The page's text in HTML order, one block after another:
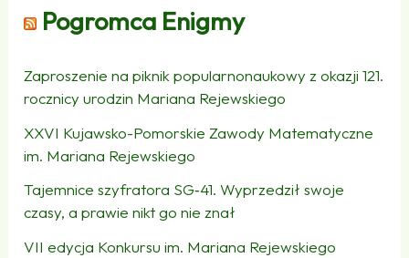
Pogromca Enigmy
Zaproszenie na piknik popularnonaukowy z okazji 121.
rocznicy urodzin Mariana Rejewskiego
XXVI Kujawsko-Pomorskie Zawody Matematyczne
im. Mariana Rejewskiego
Tajemnice szyfratora SG‑41. Wyprzedził swoje
czasy, a prawie nikt go nie znał
VII edycja Konkursu im. Mariana Rejewskiego